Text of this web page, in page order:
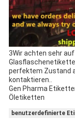
3Wir achten sehr
perfektem Zustand
kontaktieren..
Gen Pharma
Öletiketten
benutzerdefinierte